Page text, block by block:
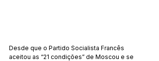
Desde que o Partido Socialista Francês
aceitou as “21 condições” de Moscou e se